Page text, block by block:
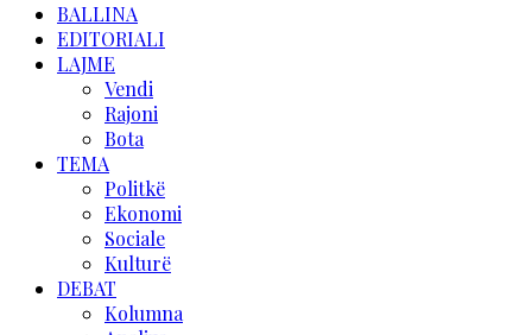
BALLINA
EDITORIALI
LAJME
Vendi
Rajoni
Bota
TEMA
Politkë
Ekonomi
Sociale
Kulturë
DEBAT
Kolumna